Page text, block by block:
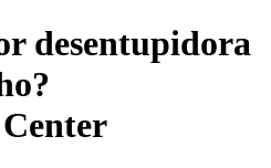
desentupidora